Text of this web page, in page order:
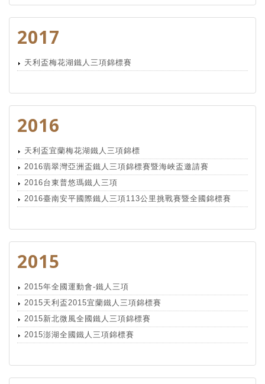
2017
天利盃梅花湖鐵人三項錦標賽
2016
天利盃宜蘭梅花湖鐵人三項錦標
2016翡翠灣亞洲盃鐵人三項錦標賽暨海峽盃邀請賽
2016台東普悠瑪鐵人三項
2016臺南安平國際鐵人三項113公里挑戰賽暨全國錦標賽
2015
2015年全國運動會-鐵人三項
2015天利盃2015宜蘭鐵人三項錦標賽
2015新北微風全國鐵人三項錦標賽
2015澎湖全國鐵人三項錦標賽